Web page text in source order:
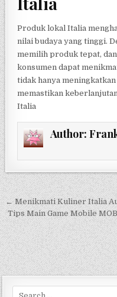
Produk lokal Italia
nilai budaya yang tinggi.
memilih produk tepat,
konsumen dapat
tidak hanya
memastikan
Italia
Author:
Navigasi
pos
← Menikmati Kuliner Italia
Tips Main Game Mobile